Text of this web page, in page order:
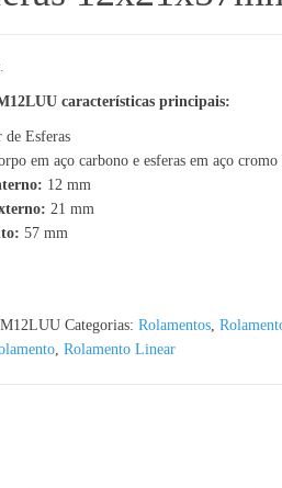
características principais:
de Esferas
em aço carbono e esferas em aço
12 mm
21 mm
57 mm
Categorias: Rolamentos,
, Rolamento Linear